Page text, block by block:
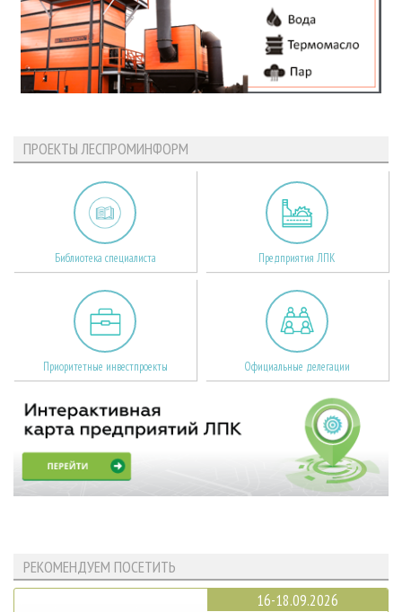
ПРОЕКТЫ ЛЕСПРОМИНФОРМ
Библиотека специалиста Предприятия ЛПК
Приоритетные инвестпроекты Официальные делегации
РЕКОМЕНДУЕМ ПОСЕТИТЬ
16-18.09.2026